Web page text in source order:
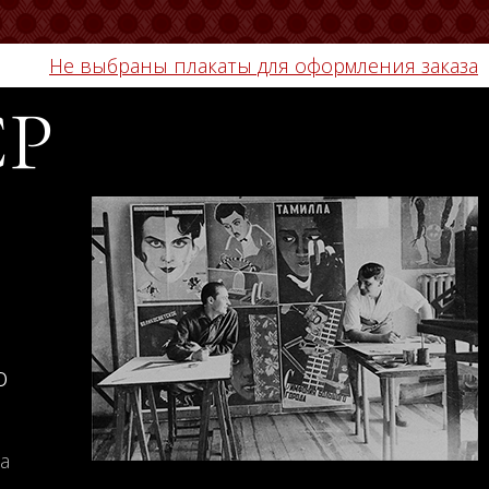
Не выбраны плакаты для оформления заказа